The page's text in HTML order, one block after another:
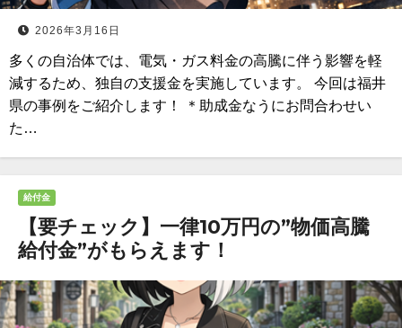
2026年3月16日
多くの自治体では、電気・ガス料金の高騰に伴う影響を軽
減するため、独自の支援金を実施しています。 今回は福井
県の事例をご紹介します！ ＊助成金なうにお問合わせい
た…
給付金
【要チェック】一律10万円の”物価高騰
給付金”がもらえます！